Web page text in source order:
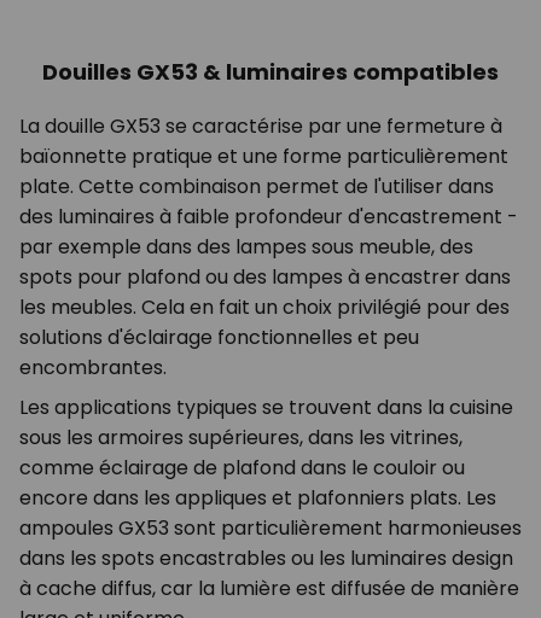
Douilles GX53 & luminaires compatibles
La douille GX53 se caractérise par une fermeture à
baïonnette pratique et une forme particulièrement
plate. Cette combinaison permet de l'utiliser dans
des luminaires à faible profondeur d'encastrement -
par exemple dans des lampes sous meuble, des
spots pour plafond ou des lampes à encastrer dans
les meubles. Cela en fait un choix privilégié pour des
solutions d'éclairage fonctionnelles et peu
encombrantes.
Les applications typiques se trouvent dans la cuisine
sous les armoires supérieures, dans les vitrines,
comme éclairage de plafond dans le couloir ou
encore dans les appliques et plafonniers plats. Les
ampoules GX53 sont particulièrement harmonieuses
dans les spots encastrables ou les luminaires design
à cache diffus, car la lumière est diffusée de manière